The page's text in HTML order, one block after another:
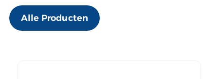
Alle Producten